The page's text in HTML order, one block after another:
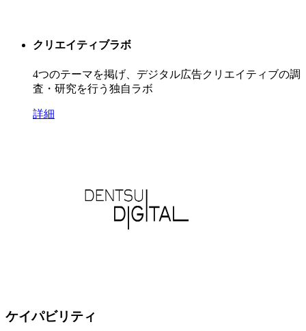
クリエイティブラボ
4つのテーマを掲げ、デジタル広告クリエイティブの調
査・研究を行う独自ラボ
詳細
ケイパビリティ